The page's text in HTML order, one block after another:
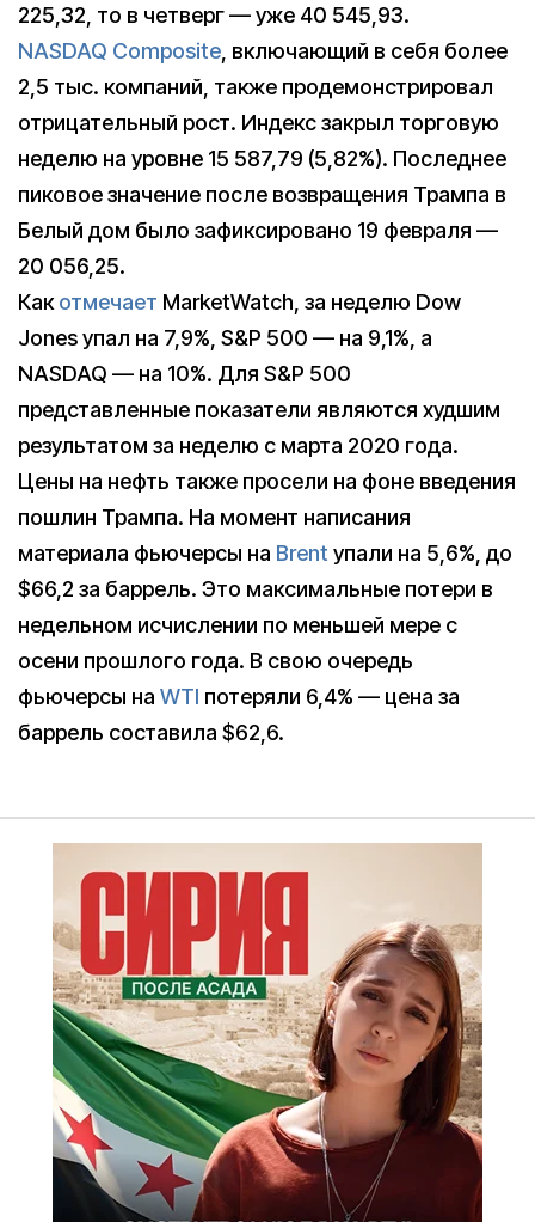
225,32, то в четверг — уже 40 545,93.
NASDAQ Composite, включающий в себя более
2,5 тыс. компаний, также продемонстрировал
отрицательный рост. Индекс закрыл торговую
неделю на уровне 15 587,79 (5,82%). Последнее
пиковое значение после возвращения Трампа в
Белый дом было зафиксировано 19 февраля —
20 056,25.
Какотмечает MarketWatch, за неделю Dow
Jones упал на 7,9%, S&P 500 — на 9,1%, а
NASDAQ — на 10%. Для S&P 500
представленные показатели являются худшим
результатом за неделю с марта 2020 года.
Цены на нефть также просели на фоне введения
пошлин Трампа. На момент написания
материала фьючерсы на Brent упали на 5,6%, до
$66,2 за баррель. Это максимальные потери в
недельном исчислении по меньшей мере с
осени прошлого года. В свою очередь
фьючерсы на WTI потеряли 6,4% — цена за
баррель составила $62,6.